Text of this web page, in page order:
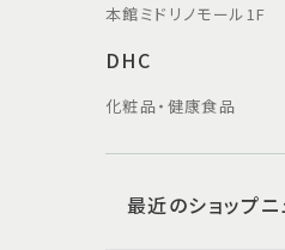
本館ミドリノモール1F
DHC
化粧品・健康食品
最近のショップニ